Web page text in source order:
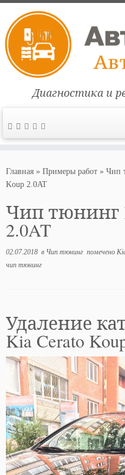
содержимому
Диагностика и
Главная » Примеры работ » Чип
Koup 2.0AT
Чип тюнинг
2.0AT
02.07.2018 в Чип тюнинг помечено
чип тюнинг
Удаление
Kia Cerato